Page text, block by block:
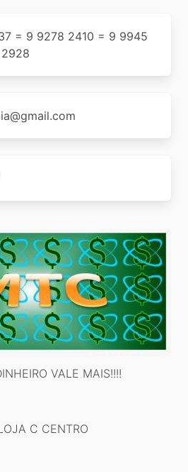
= 9 9278 2410 = 9 9945
VALE MAIS!!!!
C CENTRO